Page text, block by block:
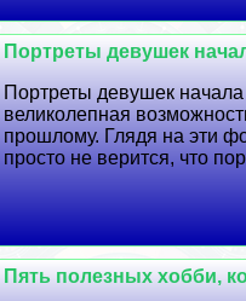
Портреты дeвyшек
Портреты дeвyшек начала
великолепная
прошлому. Глядя на эти
просто не верится, что
Пять полезных хобби,